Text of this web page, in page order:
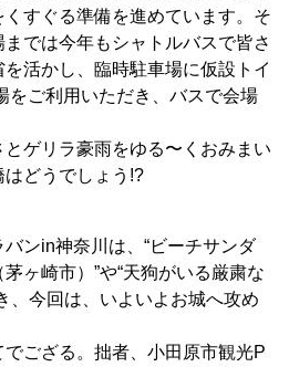
すぐる準備を進めています。そ
では今年もシャトルバスで皆さ
活かし、臨時駐車場に仮設トイ
をご利用いただき、バスで会場
ゲリラ豪雨をゆる〜くおみまい
どうでしょう!?
ンin神奈川は、“ビーチサンダ
ヶ崎市）”や“天狗がいる厳粛な
、今回は、いよいよお城へ攻め
ござる。拙者、小田原市観光P